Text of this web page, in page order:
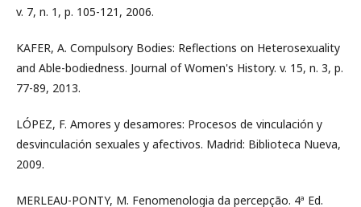
v. 7, n. 1, p. 105-121, 2006.
KAFER, A. Compulsory Bodies: Reflections on Heterosexuality
and Able-bodiedness. Journal of Women's History. v. 15, n. 3, p.
77-89, 2013.
LÓPEZ, F. Amores y desamores: Procesos de vinculación y
desvinculación sexuales y afectivos. Madrid: Biblioteca Nueva,
2009.
MERLEAU-PONTY, M. Fenomenologia da percepção. 4ª Ed.